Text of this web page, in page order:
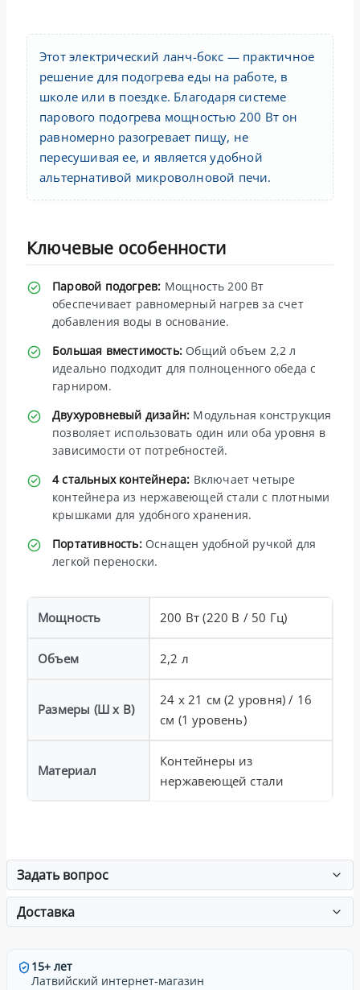
Этот электрический ланч-бокс — практичное
решение для подогрева еды на работе, в
школе или в поездке. Благодаря системе
парового подогрева мощностью 200 Вт он
равномерно разогревает пищу, не
пересушивая ее, и является удобной
альтернативой микроволновой печи.
Ключевые особенности
Паровой подогрев: Мощность 200 Вт
обеспечивает равномерный нагрев за счет
добавления воды в основание.
Большая вместимость: Общий объем 2,2 л
идеально подходит для полноценного обеда с
гарниром.
Двухуровневый дизайн: Модульная конструкция
позволяет использовать один или оба уровня в
зависимости от потребностей.
4 стальных контейнера: Включает четыре
контейнера из нержавеющей стали с плотными
крышками для удобного хранения.
Портативность:Оснащен удобной ручкой для
легкой переноски.
Мощность 200 Вт (220 В / 50 Гц)
Объем 2,2 л
Размеры (Ш x В)
24 x 21 см (2 уровня) / 16
см (1 уровень)
Материал
Контейнеры из
нержавеющей стали
Задать вопрос
Доставка
15+ лет
Латвийский интернет-магазин